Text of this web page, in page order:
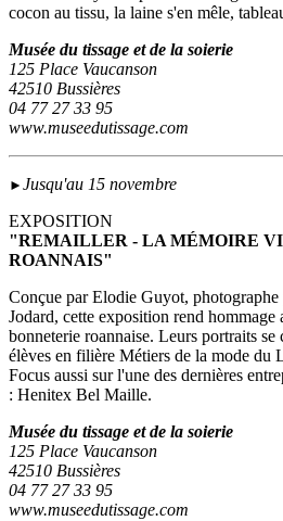
cocon au tissu, la laine s'en mêle,
Musée du tissage et de la soierie
125 Place Vaucanson
42510 Bussières
04 77 27 33 95
www.museedutissage.com
► Jusqu'au 15 novembre
EXPOSITION
"REMAILLER - LA MÉMOIRE
ROANNAIS"
Conçue par Elodie Guyot,
Jodard, cette exposition rend hommage
bonneterie roannaise. Leurs portraits se
élèves en filière Métiers de la mode du
Focus aussi sur l'une des dernières
: Henitex Bel Maille.
Musée du tissage et de la soierie
125 Place Vaucanson
42510 Bussières
04 77 27 33 95
www.museedutissage.com